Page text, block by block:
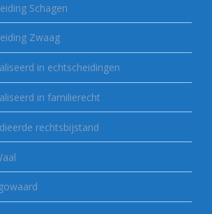
Schagen
Zwaag
in echtscheidingen
in familierecht
rechtsbijstand